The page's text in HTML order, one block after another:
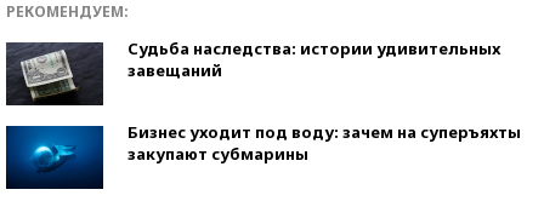
РЕКОМЕНДУЕМ:
Судьба наследства: истории удивительных
завещаний
Бизнес уходит под воду: зачем на суперъяхты
закупают субмарины